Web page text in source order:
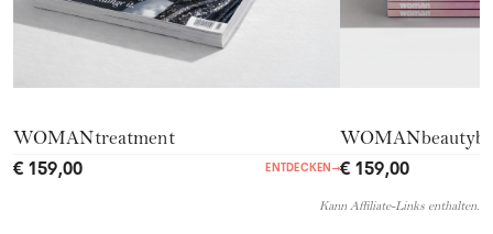
WOMANtreatment
€ 159,00 ENTDECKEN →€ 159,00
Kann Affiliate-Links enthalten.